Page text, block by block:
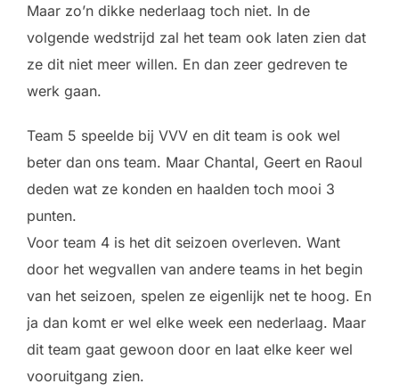
Maar zo’n dikke nederlaag toch niet. In de
volgende wedstrijd zal het team ook laten zien dat
ze dit niet meer willen. En dan zeer gedreven te
werk gaan.
Team 5 speelde bij VVV en dit team is ook wel
beter dan ons team. Maar Chantal, Geert en Raoul
deden wat ze konden en haalden toch mooi 3
punten.
Voor team 4 is het dit seizoen overleven. Want
door het wegvallen van andere teams in het begin
van het seizoen, spelen ze eigenlijk net te hoog. En
ja dan komt er wel elke week een nederlaag. Maar
dit team gaat gewoon door en laat elke keer wel
vooruitgang zien.